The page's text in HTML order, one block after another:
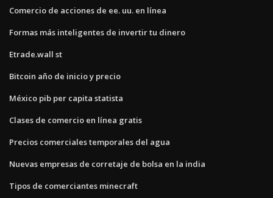
Comercio de acciones de ee. uu. en línea
Formas más inteligentes de invertir tu dinero
Etrade.wall st
Bitcoin año de inicio y precio
México pib per capita statista
Clases de comercio en línea gratis
Precios comerciales temporales del agua
Nuevas empresas de corretaje de bolsa en la india
Tipos de comerciantes minecraft